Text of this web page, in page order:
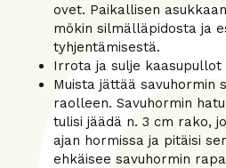
ovet. Paikallisen
mökin silmälläpidosta ja
tyhjentämisestä.
Irrota ja sulje kaasupullot
Muista jättää savuhormin
raolleen. Savuhormin
tulisi jäädä n. 3 cm rako,
ajan hormissa ja pitäisi
ehkäisee savuhormin